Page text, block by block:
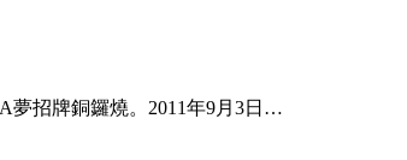
夢招牌銅鑼燒。2011年9月3日…